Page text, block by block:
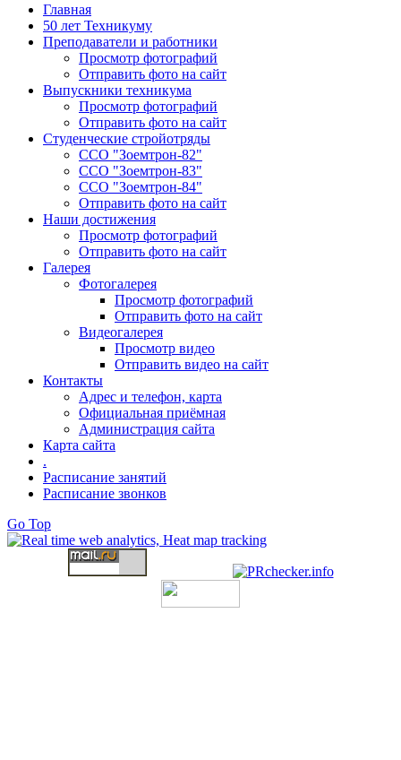
Главная
50 лет Техникуму
Преподаватели и работники
Просмотр фотографий
Отправить фото на сайт
Выпускники техникума
Просмотр фотографий
Отправить фото на сайт
Студенческие стройотряды
ССО "Зоемтрон-82"
ССО "Зоемтрон-83"
ССО "Зоемтрон-84"
Отправить фото на сайт
Наши достижения
Просмотр фотографий
Отправить фото на сайт
Галерея
Фотогалерея
Просмотр фотографий
Отправить фото на сайт
Видеогалерея
Просмотр видео
Отправить видео на сайт
Контакты
Адрес и телефон, карта
Официальная приёмная
Администрация сайта
Карта сайта
.
Расписание занятий
Расписание звонков
Go Top